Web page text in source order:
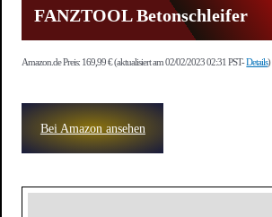
FANZTOOL Betonschleifer
Amazon.de Preis: 169,99€(aktualisiert am 02/02/2023 02:31 PST-Details)
Bei Amazon ansehen